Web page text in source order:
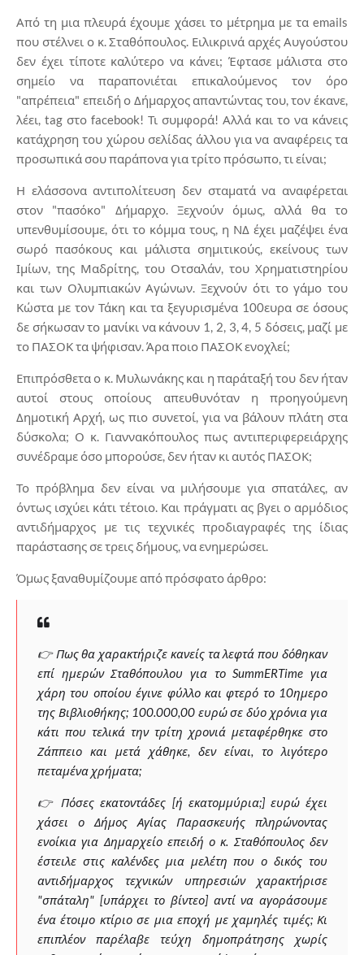
Από τη μια πλευρά έχουμε χάσει το μέτρημα με τα emails
που στέλνει ο κ. Σταθόπουλος. Ειλικρινά αρχές Αυγούστου
δεν έχει τίποτε καλύτερο να κάνει; Έφτασε μάλιστα στο
σημείο να παραπονιέται επικαλούμενος τον όρο
"απρέπεια" επειδή ο Δήμαρχος απαντώντας του, τον έκανε,
λέει, tag στο facebook! Τι συμφορά! Αλλά και το να κάνεις
κατάχρηση του χώρου σελίδας άλλου για να αναφέρεις τα
προσωπικά σου παράπονα για τρίτο πρόσωπο, τι είναι;
Η ελάσσονα αντιπολίτευση δεν σταματά να αναφέρεται
στον "πασόκο" Δήμαρχο. Ξεχνούν όμως, αλλά θα το
υπενθυμίσουμε, ότι το κόμμα τους, η ΝΔ έχει μαζέψει ένα
σωρό πασόκους και μάλιστα σημιτικούς, εκείνους των
Ιμίων, της Μαδρίτης, του Οτσαλάν, του Χρηματιστηρίου
και των Ολυμπιακών Αγώνων. Ξεχνούν ότι το γάμο του
Κώστα με τον Τάκη και τα ξεγυρισμένα 100ευρα σε όσους
δε σήκωσαν το μανίκι να κάνουν 1, 2, 3, 4, 5 δόσεις, μαζί με
το ΠΑΣΟΚ τα ψήφισαν. Άρα ποιο ΠΑΣΟΚ ενοχλεί;
Επιπρόσθετα ο κ. Μυλωνάκης και η παράταξή του δεν ήταν
αυτοί στους οποίους απευθυνόταν η προηγούμενη
Δημοτική Αρχή, ως πιο συνετοί, για να βάλουν πλάτη στα
δύσκολα; Ο κ. Γιαννακόπουλος πως αντιπεριφερειάρχης
συνέδραμε όσο μπορούσε, δεν ήταν κι αυτός ΠΑΣΟΚ;
Το πρόβλημα δεν είναι να μιλήσουμε για σπατάλες, αν
όντως ισχύει κάτι τέτοιο. Και πράγματι ας βγει ο αρμόδιος
αντιδήμαρχος με τις τεχνικές προδιαγραφές της ίδιας
παράστασης σε τρεις δήμους, να ενημερώσει.
Όμως ξαναθυμίζουμε από πρόσφατο άρθρο:
👉 Πως θα χαρακτήριζε κανείς τα λεφτά που δόθηκαν
επί ημερών Σταθόπουλου για το SummERTime για
χάρη του οποίου έγινε φύλλο και φτερό το 10ημερο
της Βιβλιοθήκης; 100.000,00 ευρώ σε δύο χρόνια για
κάτι που τελικά την τρίτη χρονιά μεταφέρθηκε στο
Ζάππειο και μετά χάθηκε, δεν είναι, το λιγότερο
πεταμένα χρήματα;
👉 Πόσες εκατοντάδες [ή εκατομμύρια;] ευρώ έχει
χάσει ο Δήμος Αγίας Παρασκευής πληρώνοντας
ενοίκια για Δημαρχείο επειδή ο κ. Σταθόπουλος δεν
έστειλε στις καλένδες μια μελέτη που ο δικός του
αντιδήμαρχος τεχνικών υπηρεσιών χαρακτήρισε
"σπάταλη" [υπάρχει το βίντεο] αντί να αγοράσουμε
ένα έτοιμο κτίριο σε μια εποχή με χαμηλές τιμές; Κι
επιπλέον παρέλαβε τεύχη δημοπράτησης χωρίς